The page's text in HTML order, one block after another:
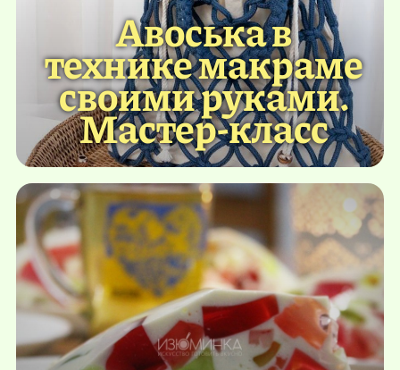
Авоська в
технике макраме
своими руками.
Мастер-класс